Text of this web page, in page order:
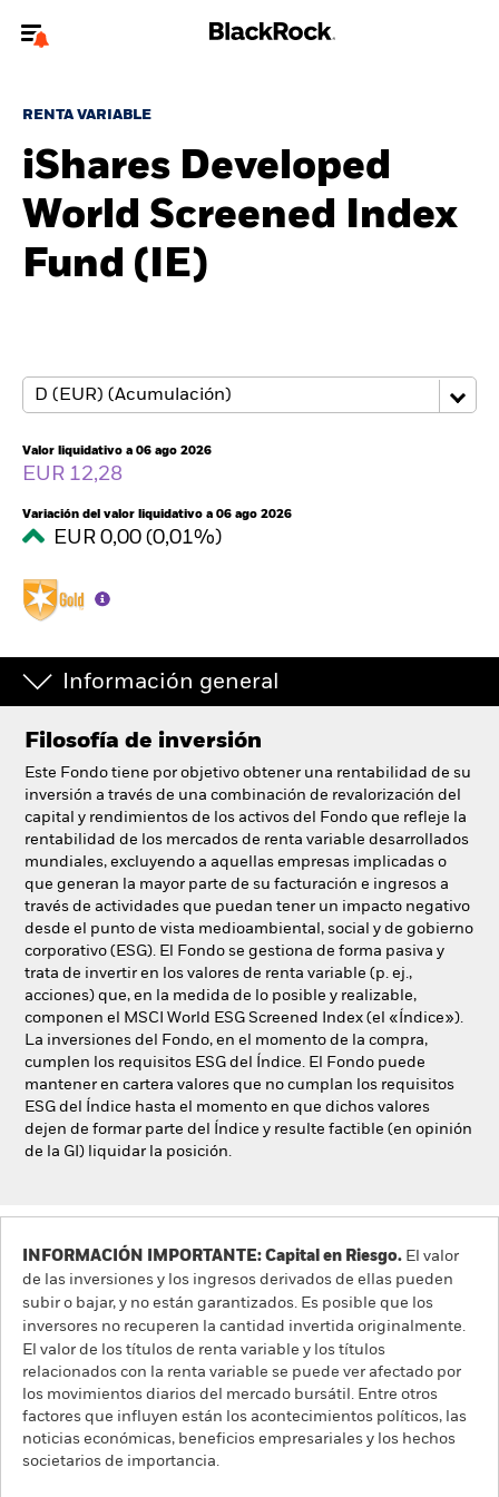
particulares.
relevante, por favor, actualizatu tipo de usuario.
Quiénes somos
Productos
Educación
Particulares
España
Change location
BlackRock
RENTA VARIABLE
iShares Developed
World Screened Index
Fund (IE)
Valor liquidativo a 06 ago 2026
EUR 12,28
Variación del valor liquidativo a 06 ago 2026
EUR 0,00 (0,01%)
Información general
Filosofía de inversión
Este Fondo tiene por objetivo obtener una rentabilidad de su
inversión a través de una combinación de revalorización del
capital y rendimientos de los activos del Fondo que refleje la
rentabilidad de los mercados de renta variable desarrollados
mundiales, excluyendo a aquellas empresas implicadas o
que generan la mayor parte de su facturación e ingresos a
través de actividades que puedan tener un impacto negativo
desde el punto de vista medioambiental, social y de gobierno
corporativo (ESG). El Fondo se gestiona de forma pasiva y
trata de invertir en los valores de renta variable (p. ej.,
acciones) que, en la medida de lo posible y realizable,
componen el MSCI World ESG Screened Index (el «Índice»).
La inversiones del Fondo, en el momento de la compra,
cumplen los requisitos ESG del Índice. El Fondo puede
mantener en cartera valores que no cumplan los requisitos
ESG del Índice hasta el momento en que dichos valores
dejen de formar parte del Índice y resulte factible (en opinión
de la GI) liquidar la posición.
INFORMACIÓN IMPORTANTE: Capital en Riesgo. El valor
de las inversiones y los ingresos derivados de ellas pueden
subir o bajar, y no están garantizados. Es posible que los
inversores no recuperen la cantidad invertida originalmente.
El valor de los títulos de renta variable y los títulos
relacionados con la renta variable se puede ver afectado por
los movimientos diarios del mercado bursátil. Entre otros
factores que influyen están los acontecimientos políticos, las
noticias económicas, beneficios empresariales y los hechos
societarios de importancia.